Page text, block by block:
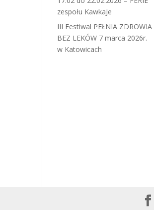
zespołu KawkaJe
III Festiwal PEŁNIA ZDROWIA
BEZ LEKÓW 7 marca 2026r.
w Katowicach